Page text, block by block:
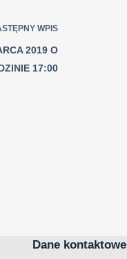
WPIS
2019 O
17:00
Dane kontaktowe